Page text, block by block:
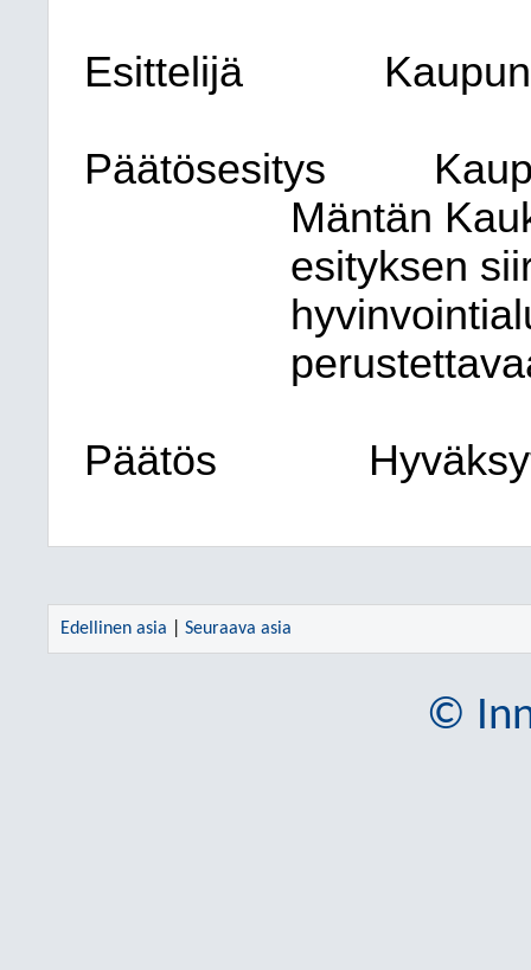
Esittelijä
Päätösesitys
Mäntän
esityksen
Päätös
Edellinen asia Seuraava asia
©